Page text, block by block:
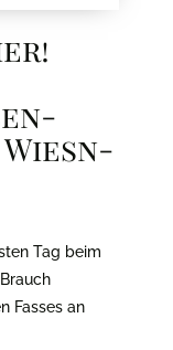
Tag beim
Fasses an